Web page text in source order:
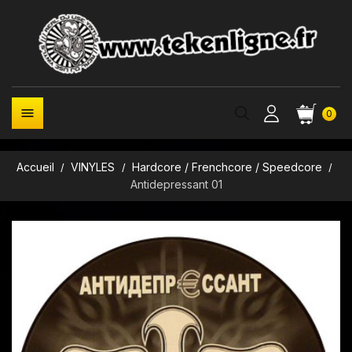
0

Accueil VINYLES
Hardcore / Frenchcore / Speedcore
Antidepressant 01